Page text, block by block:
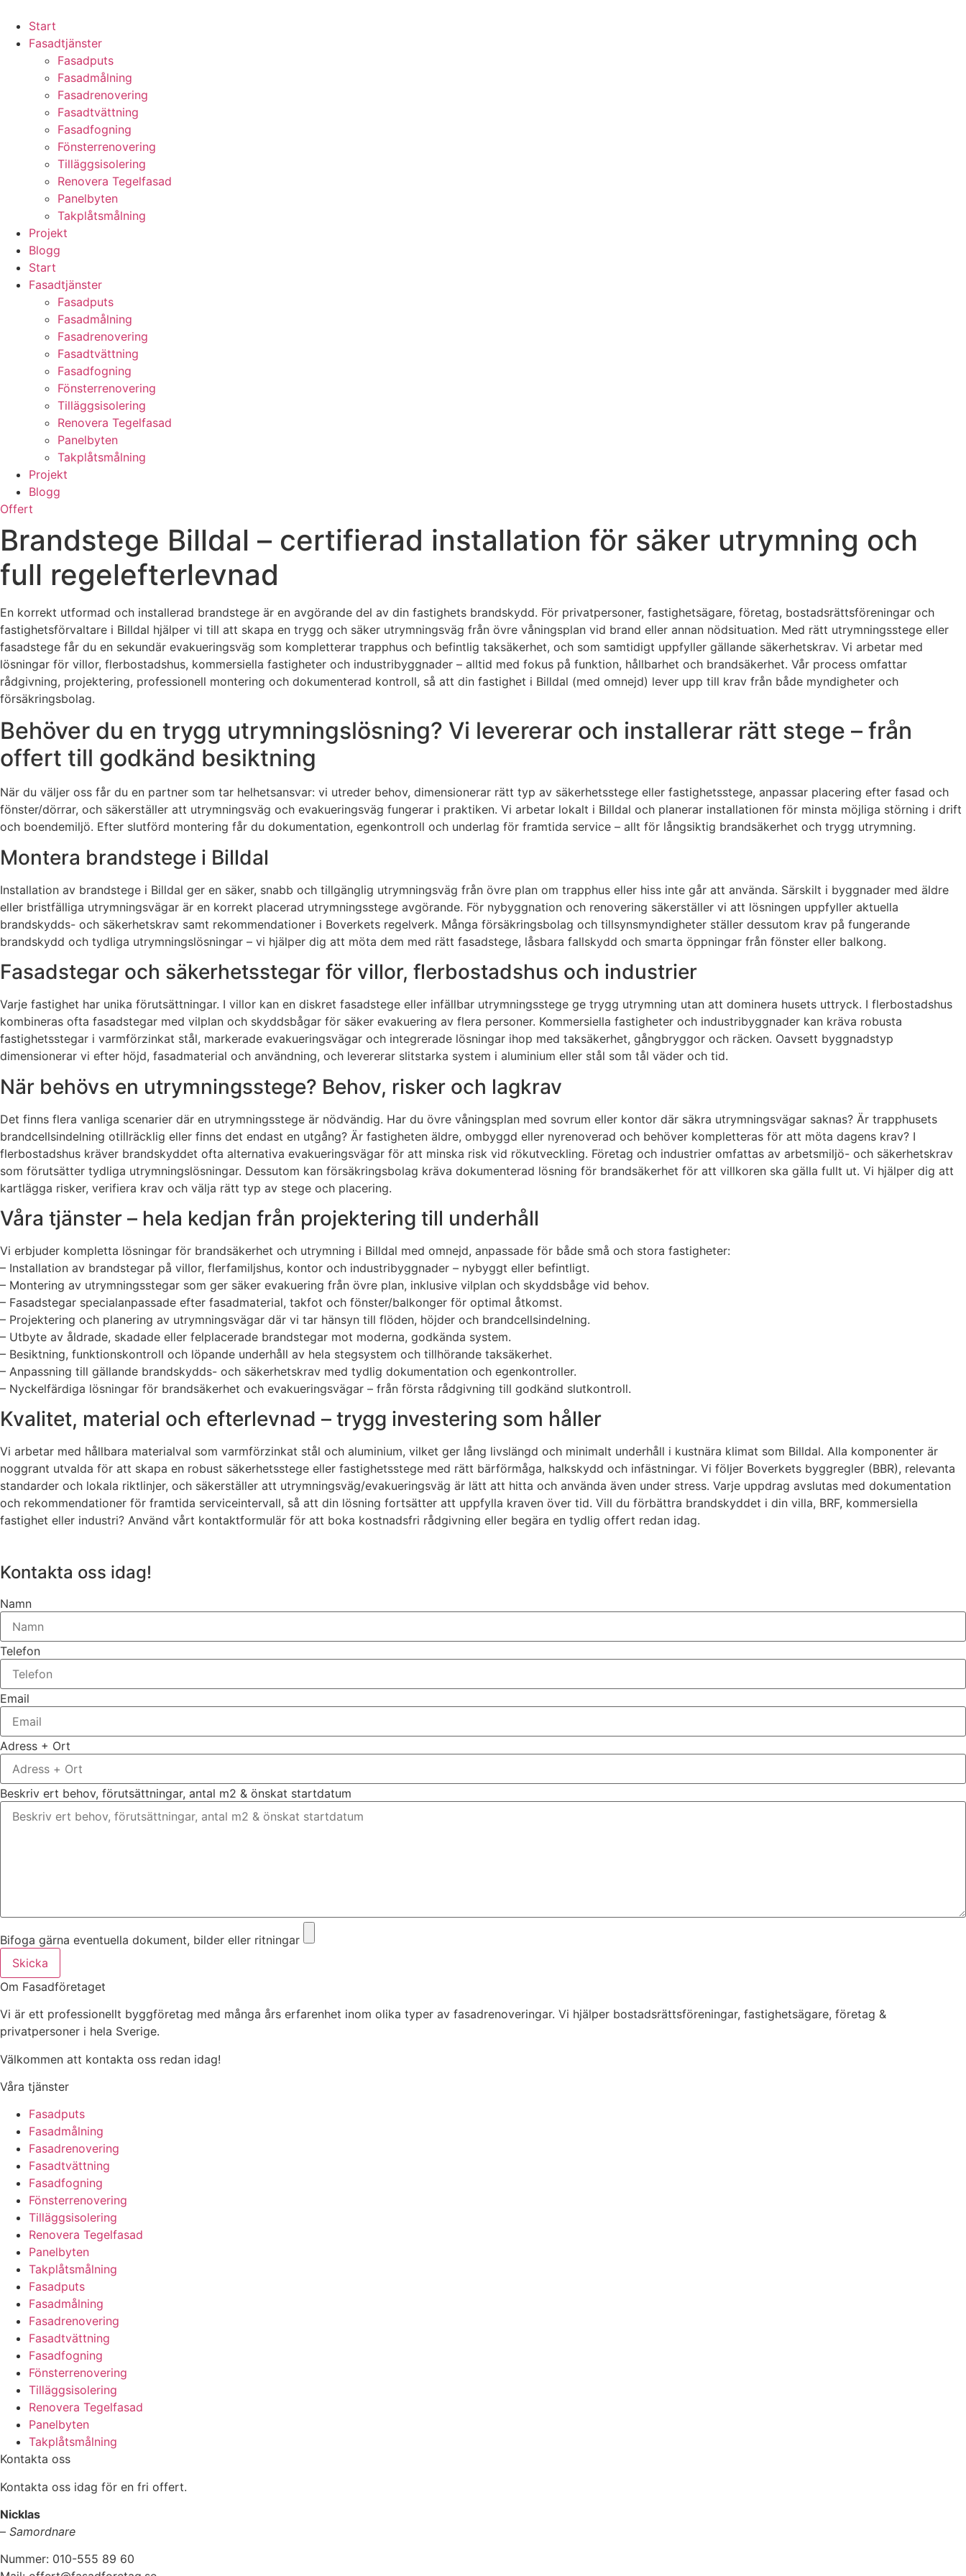
content
Start
Fasadtjänster
Fasadputs
Fasadmålning
Fasadrenovering
Fasadtvättning
Fasadfogning
Fönsterrenovering
Tilläggsisolering
Renovera Tegelfasad
Panelbyten
Takplåtsmålning
Projekt
Blogg
Start
Fasadtjänster
Fasadputs
Fasadmålning
Fasadrenovering
Fasadtvättning
Fasadfogning
Fönsterrenovering
Tilläggsisolering
Renovera Tegelfasad
Panelbyten
Takplåtsmålning
Projekt
Blogg
Offert
Brandstege Billdal – certifierad installation för säker utrymning och
full regelefterlevnad
En korrekt utformad och installerad brandstege är en avgörande del av din fastighets brandskydd. För privatpersoner, fastighetsägare, företag, bostadsrättsföreningar och
fastighetsförvaltare i Billdal hjälper vi till att skapa en trygg och säker utrymningsväg från övre våningsplan vid brand eller annan nödsituation. Med rätt utrymningsstege eller
fasadstege får du en sekundär evakueringsväg som kompletterar trapphus och befintlig taksäkerhet, och som samtidigt uppfyller gällande säkerhetskrav. Vi arbetar med
lösningar för villor, flerbostadshus, kommersiella fastigheter och industribyggnader – alltid med fokus på funktion, hållbarhet och brandsäkerhet. Vår process omfattar
rådgivning, projektering, professionell montering och dokumenterad kontroll, så att din fastighet i Billdal (med omnejd) lever upp till krav från både myndigheter och
försäkringsbolag.
Behöver du en trygg utrymningslösning? Vi levererar och installerar rätt stege – från
offert till godkänd besiktning
När du väljer oss får du en partner som tar helhetsansvar: vi utreder behov, dimensionerar rätt typ av säkerhetsstege eller fastighetsstege, anpassar placering efter fasad och
fönster/dörrar, och säkerställer att utrymningsväg och evakueringsväg fungerar i praktiken. Vi arbetar lokalt i Billdal och planerar installationen för minsta möjliga störning i drift
och boendemiljö. Efter slutförd montering får du dokumentation, egenkontroll och underlag för framtida service – allt för långsiktig brandsäkerhet och trygg utrymning.
Montera brandstege i Billdal
Installation av brandstege i Billdal ger en säker, snabb och tillgänglig utrymningsväg från övre plan om trapphus eller hiss inte går att använda. Särskilt i byggnader med äldre
eller bristfälliga utrymningsvägar är en korrekt placerad utrymningsstege avgörande. För nybyggnation och renovering säkerställer vi att lösningen uppfyller aktuella
brandskydds- och säkerhetskrav samt rekommendationer i Boverkets regelverk. Många försäkringsbolag och tillsynsmyndigheter ställer dessutom krav på fungerande
brandskydd och tydliga utrymningslösningar – vi hjälper dig att möta dem med rätt fasadstege, låsbara fallskydd och smarta öppningar från fönster eller balkong.
Fasadstegar och säkerhetsstegar för villor, flerbostadshus och industrier
Varje fastighet har unika förutsättningar. I villor kan en diskret fasadstege eller infällbar utrymningsstege ge trygg utrymning utan att dominera husets uttryck. I flerbostadshus
kombineras ofta fasadstegar med vilplan och skyddsbågar för säker evakuering av flera personer. Kommersiella fastigheter och industribyggnader kan kräva robusta
fastighetsstegar i varmförzinkat stål, markerade evakueringsvägar och integrerade lösningar ihop med taksäkerhet, gångbryggor och räcken. Oavsett byggnadstyp
dimensionerar vi efter höjd, fasadmaterial och användning, och levererar slitstarka system i aluminium eller stål som tål väder och tid.
När behövs en utrymningsstege? Behov, risker och lagkrav
Det finns flera vanliga scenarier där en utrymningsstege är nödvändig. Har du övre våningsplan med sovrum eller kontor där säkra utrymningsvägar saknas? Är trapphusets
brandcellsindelning otillräcklig eller finns det endast en utgång? Är fastigheten äldre, ombyggd eller nyrenoverad och behöver kompletteras för att möta dagens krav? I
flerbostadshus kräver brandskyddet ofta alternativa evakueringsvägar för att minska risk vid rökutveckling. Företag och industrier omfattas av arbetsmiljö- och säkerhetskrav
som förutsätter tydliga utrymningslösningar. Dessutom kan försäkringsbolag kräva dokumenterad lösning för brandsäkerhet för att villkoren ska gälla fullt ut. Vi hjälper dig att
kartlägga risker, verifiera krav och välja rätt typ av stege och placering.
Våra tjänster – hela kedjan från projektering till underhåll
Vi erbjuder kompletta lösningar för brandsäkerhet och utrymning i Billdal med omnejd, anpassade för både små och stora fastigheter:
– Installation av brandstegar på villor, flerfamiljshus, kontor och industribyggnader – nybyggt eller befintligt.
– Montering av utrymningsstegar som ger säker evakuering från övre plan, inklusive vilplan och skyddsbåge vid behov.
– Fasadstegar specialanpassade efter fasadmaterial, takfot och fönster/balkonger för optimal åtkomst.
– Projektering och planering av utrymningsvägar där vi tar hänsyn till flöden, höjder och brandcellsindelning.
– Utbyte av åldrade, skadade eller felplacerade brandstegar mot moderna, godkända system.
– Besiktning, funktionskontroll och löpande underhåll av hela stegsystem och tillhörande taksäkerhet.
– Anpassning till gällande brandskydds- och säkerhetskrav med tydlig dokumentation och egenkontroller.
– Nyckelfärdiga lösningar för brandsäkerhet och evakueringsvägar – från första rådgivning till godkänd slutkontroll.
Kvalitet, material och efterlevnad – trygg investering som håller
Vi arbetar med hållbara materialval som varmförzinkat stål och aluminium, vilket ger lång livslängd och minimalt underhåll i kustnära klimat som Billdal. Alla komponenter är
noggrant utvalda för att skapa en robust säkerhetsstege eller fastighetsstege med rätt bärförmåga, halkskydd och infästningar. Vi följer Boverkets byggregler (BBR), relevanta
standarder och lokala riktlinjer, och säkerställer att utrymningsväg/evakueringsväg är lätt att hitta och använda även under stress. Varje uppdrag avslutas med dokumentation
och rekommendationer för framtida serviceintervall, så att din lösning fortsätter att uppfylla kraven över tid. Vill du förbättra brandskyddet i din villa, BRF, kommersiella
fastighet eller industri? Använd vårt kontaktformulär för att boka kostnadsfri rådgivning eller begära en tydlig offert redan idag.
Kontakta oss idag!
Namn
Telefon
Email
Adress + Ort
Beskriv ert behov, förutsättningar, antal m2 & önskat startdatum
Bifoga gärna eventuella dokument, bilder eller ritningar
Skicka
Om Fasadföretaget
Vi är ett professionellt byggföretag med många års erfarenhet inom olika typer av fasadrenoveringar. Vi hjälper bostadsrättsföreningar, fastighetsägare, företag &
privatpersoner i hela Sverige.
Välkommen att kontakta oss redan idag!
Våra tjänster
Fasadputs
Fasadmålning
Fasadrenovering
Fasadtvättning
Fasadfogning
Fönsterrenovering
Tilläggsisolering
Renovera Tegelfasad
Panelbyten
Takplåtsmålning
Fasadputs
Fasadmålning
Fasadrenovering
Fasadtvättning
Fasadfogning
Fönsterrenovering
Tilläggsisolering
Renovera Tegelfasad
Panelbyten
Takplåtsmålning
Kontakta oss
Kontakta oss idag för en fri offert.
Nicklas
– Samordnare
Nummer: 010-555 89 60